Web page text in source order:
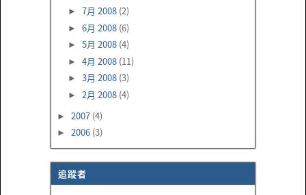
► 7月 2008 (2)
► 6月 2008 (6)
► 5月 2008 (4)
► 4月 2008 (11)
► 3月 2008 (3)
► 2月 2008 (4)
► 2007 (4)
► 2006 (3)
追蹤者